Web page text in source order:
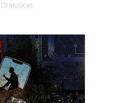
musicas,